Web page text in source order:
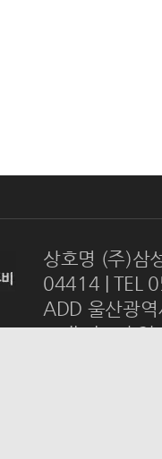
상호명 (주)삼
04414 | TEL
ADD 울산광
mail